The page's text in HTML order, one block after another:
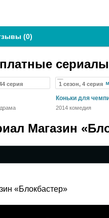
(0)
серия 1 сезон, 4 серия
Коньки для
2014 комедия
Магазин
«Блокбастер»